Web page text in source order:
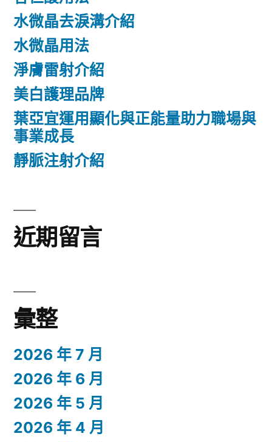
水微晶去淚溝介紹
水微晶用法
淨膚雷射介紹
美白護理品牌
葉亞宜運用顯化與正能量助力職場與
事業成長
靜脈注射介紹
近期留言
彙整
2026 年 7 月
2026 年 6 月
2026 年 5 月
2026 年 4 月